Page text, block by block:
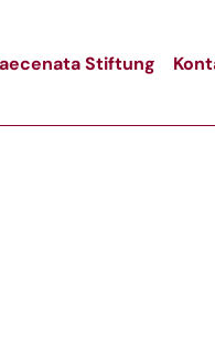
Stiftung